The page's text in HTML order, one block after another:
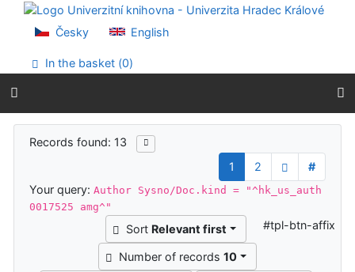
Go to content
Go to menu
Accessibility declaration
Česky English
In the basket (0)
Search results
Records found: 13
1
2
#
Your query:Author Sysno/Doc.kind = "^hk_us_auth
0017525 amg^"
Sort Relevant first
Number of records 10
#tpl-btn-affix